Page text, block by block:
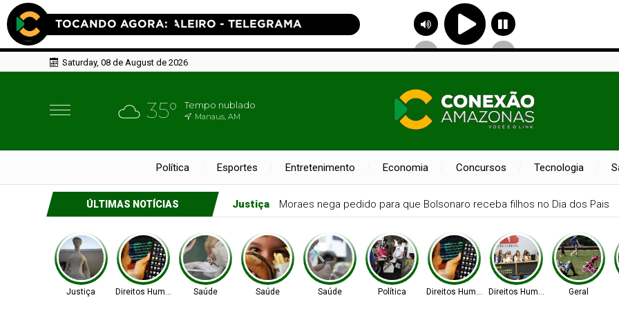
Saturday, 08 de August de 2026
35° Tempo nublado
Manaus, AM
Política Esportes Entretenimento Economia Concursos Tecnologia
ÚLTIMAS NOTÍCIAS Direitos Humanos Agência Nacional de Proteção de Dados investiga plataforma
Justiça Direitos Humanos Saúde Saúde Saúde Política Direitos HumanosDireitos Humanos Geral